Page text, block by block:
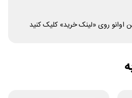
اوانو روی «لینک خرید» کلیک کنید